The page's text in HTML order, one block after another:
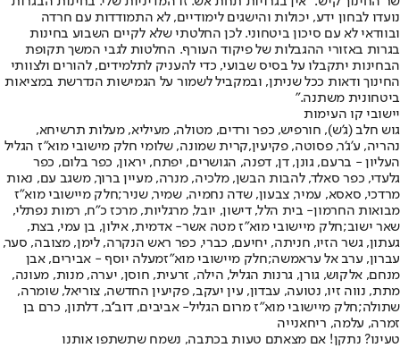
נועדו לבחון ידע, יכולות והישגים לימודיים, לא התמודדות עם חרדה
ובוודאי לא עם סיכון ביטחוני. לכן החלטתי שלא לקיים השבוע בחינות
בגרות באזורי ההגבלות של פיקוד העורף. החלטות לגבי המשך תקופת
הבחינות יתקבלו על בסיס שבועי, כדי להעניק לתלמידים, להורים ולצוותי
החינוך ודאות ככל שניתן, ובמקביל לשמור על הגמישות הנדרשת במציאות
ביטחונית משתנה.”
יישובי קו העימות
גוש חלב (ג'ש), חורפיש, כפר ורדים, מטולה, מעיליא, מעלות תרשיחא,
נהריה, ע'ג'ר, פסוטה, פקיעין,קרית שמונה, שלומי חלק מישובי מוא"ז הגליל
העליון - ברעם, גונן, דן, דפנה, הגושרים, יפתח, יראון, כפר בלום, כפר
גלעדי, כפר סאלד, להבות הבשן, מלכיה, מנרה, מעיין ברוך, משגב עם, נאות
מרדכי, סאסא, עמיר, צבעון, שדה נחמיה, שמיר, שניר;חלק מיישובי מוא"ז
מבואות החרמון- בית הלל, דישון, יובל, מרגליות, מרכז כ"ח, רמות נפתלי,
שאר ישוב;חלק מיישובי מוא"ז מטה אשר- אדמית, אילון, בן עמי, בצת,
געתון, גשר הזיו, חניתה, יחיעם, כברי, כפר ראש הנקרה, לימן, מצובה, סער,
עברון, ערב אל עראמשה;חלק מיישובי מוא"זמעלה יוסף - אבירים, אבן
מנחם, אלקוש, גורן, גרנות הגליל, הילה, זרעית, חוסן, יערה, מנות, מעונה,
מתת, נווה זיו, נטועה, עבדון, עין יעקב, פקיעין החדשה, צוריאל, שומרה,
שתולה;חלק מיישובי מוא"ז מרום הגליל- אביבים, דוב''ב, דלתון, כרם בן
זמרה, עלמה, ריחאנייה
טעינו? נתקן! אם מצאתם טעות בכתבה, נשמח שתשתפו אותנו